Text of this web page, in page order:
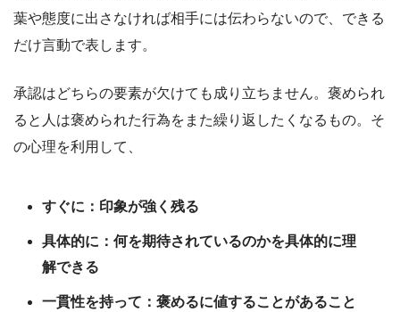
葉や態度に出さなければ相手には伝わらないので、できる
だけ言動で表します。
承認はどちらの要素が欠けても成り立ちません。褒められ
ると人は褒められた行為をまた繰り返したくなるもの。そ
の心理を利用して、
すぐに：印象が強く残る
具体的に：何を期待されているのかを具体的に理
解できる
一貫性を持って：褒めるに値することがあること